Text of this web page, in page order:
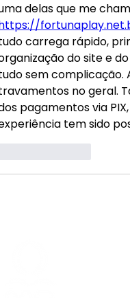
carrega rápido,
do site e
sem complicação.
no geral.
pagamentos via
tem sido